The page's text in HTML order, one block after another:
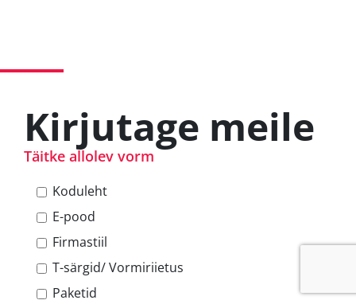
Kirjutage meile
Täitke allolev vorm
Koduleht
E-pood
Firmastiil
T-särgid/ Vormiriietus
Paketid